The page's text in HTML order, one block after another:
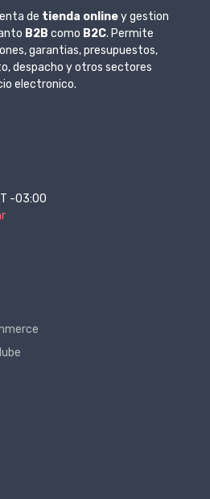
de tienda onliney gestion
B2B como B2C. Permite
garantias, presupuestos,
despacho y otros sectores
electronico.
-03:00